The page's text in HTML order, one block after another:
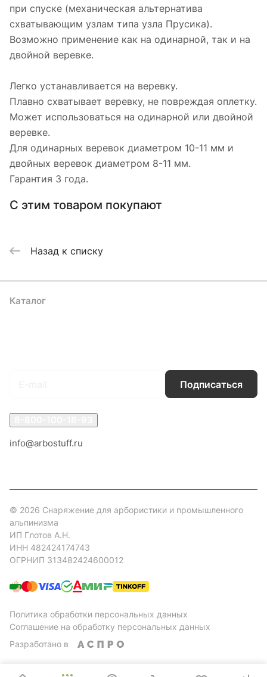
при спуске (механическая альтернатива
схватывающим узлам типа узла Прусика).
Возможно применение как на одинарной, так и на
двойной веревке.
Легко устанавливается на веревку.
Плавно схватывает веревку, не повреждая оплетку.
Может использоваться на одинарной или двойной
веревке.
Для одинарных веревок диаметром 10-11 мм и
двойных веревок диаметром 8-11 мм.
Гарантия 3 года.
С этим товаром покупают
Назад к списку
Каталог
Подписаться
info@arbostuff.ru
© 2026 Снаряжение для арбористики и промышленного
альпинизма
ИП Глотов А.Н.
ИНН 482424174743
ОГРНИП 313482424600012
Политика обработки персональных данных
Соглашение на обработку персональных данных
Разработано в